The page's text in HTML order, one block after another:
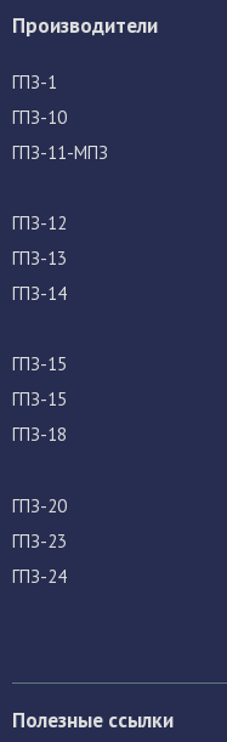
Производители
ГПЗ-1
ГПЗ-10
ГПЗ-11-МПЗ
ГПЗ-12
ГПЗ-13
ГПЗ-14
ГПЗ-15
ГПЗ-15
ГПЗ-18
ГПЗ-20
ГПЗ-23
ГПЗ-24
Полезные ссылки